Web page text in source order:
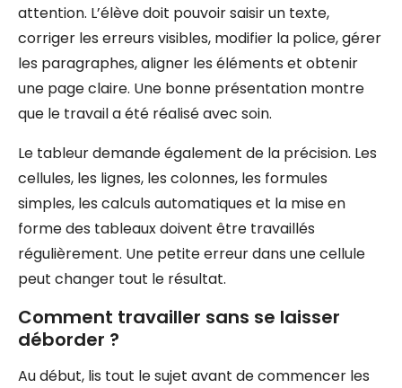
attention. L’élève doit pouvoir saisir un texte,
corriger les erreurs visibles, modifier la police, gérer
les paragraphes, aligner les éléments et obtenir
une page claire. Une bonne présentation montre
que le travail a été réalisé avec soin.
Le tableur demande également de la précision. Les
cellules, les lignes, les colonnes, les formules
simples, les calculs automatiques et la mise en
forme des tableaux doivent être travaillés
régulièrement. Une petite erreur dans une cellule
peut changer tout le résultat.
Comment travailler sans se laisser
déborder ?
Au début, lis tout le sujet avant de commencer les